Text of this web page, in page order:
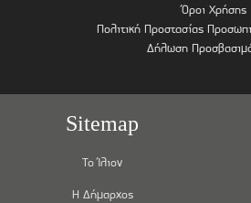
Όροι Χρήσης
Πολιτική Προστασίας
Δήλωση
Sitemap
Το Ίλιον
Η Δήμαρχος